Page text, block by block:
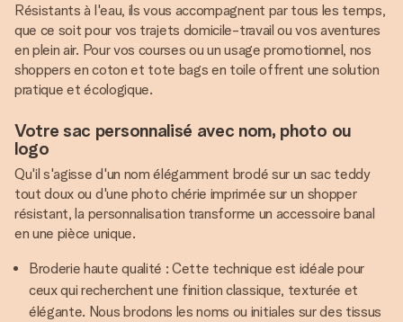
Résistants à l'eau, ils vous accompagnent par tous les temps,
que ce soit pour vos trajets domicile-travail ou vos aventures
en plein air. Pour vos courses ou un usage promotionnel, nos
shoppers en coton et tote bags en toile offrent une solution
pratique et écologique.
Votre sac personnalisé avec nom, photo ou
logo
Qu'il s'agisse d'un nom élégamment brodé sur un sac teddy
tout doux ou d'une photo chérie imprimée sur un shopper
résistant, la personnalisation transforme un accessoire banal
en une pièce unique.
Broderie haute qualité : Cette technique est idéale pour
ceux qui recherchent une finition classique, texturée et
élégante. Nous brodons les noms ou initiales sur des tissus